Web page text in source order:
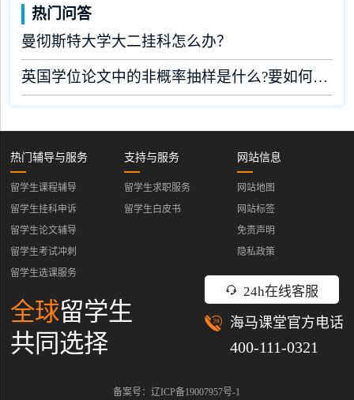
热门问答
曼彻斯特大学大二挂科怎么办？
英国学位论文中的非概率抽样是什么?要如何完成?
24h在线客服
海马课堂官方电话
400-111-0321
热门辅导与服务
留学生课程辅导
留学生挂科申诉
留学生论文辅导
留学生考试冲刺
留学生选课服务
支持与服务
留学生求职服务
留学生白皮书
网站信息
网站地图
网站标签
免责声明
隐私政策
全球留学生
共同选择
备案号：辽ICP备19007957号-1